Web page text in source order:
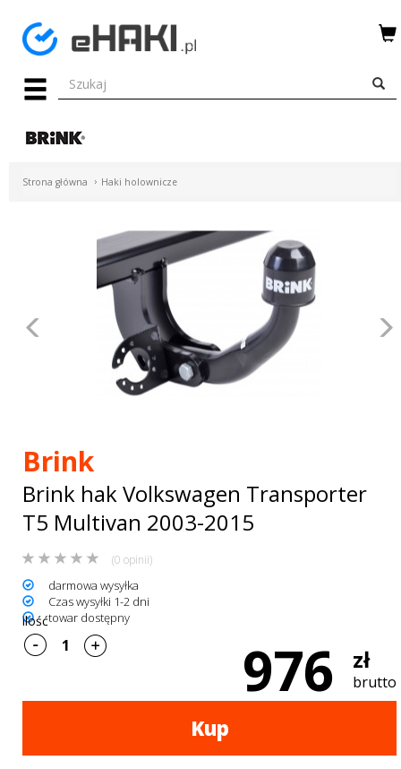
Menu
HAKI
ELEKTRYCZNE
SPORTOWE
Turystyka
Przyczepy
samochodowe
Kontakt
Strona główna Haki holownicze
Poprzednie
Brink
Brink hak Volkswagen Transporter
T5 Multivan 2003-2015
(0 opinii)
darmowa wysyłka
Czas wysyłki 1-2 dni
towar dostępny
976 zł
brutto
ilość
Kup